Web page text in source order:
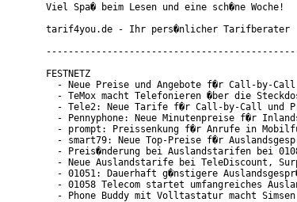
Viel Spa� beim Lesen und eine sch�ne Woche!
tarif4you.de - Ihr pers�nlicher Tarifberater
FESTNETZ
- Neue Preise und Angebote f�r Call-by-
- TeMox macht Telefonieren �ber die
- Tele2: Neue Tarife f�r Call-by-Call und
- Pennyphone: Neue Minutenpreise f�r
- prompt: Preissenkung f�r Anrufe in
- smart79: Neue Top-Preise f�r
- Preis�nderung bei Auslandstarifen bei
- Neue Auslandstarife bei TeleDiscount,
- 01051: Dauerhaft g�nstigere
- 01058 Telecom startet umfangreiches
- Phone Buddy mit Volltastatur macht